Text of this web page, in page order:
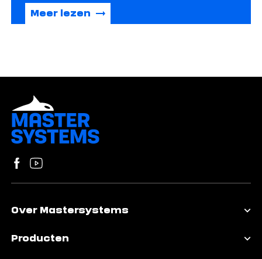
Meer lezen
Volg ons op Facebook
Bezoek ons YouTube-kanaal
Over Mastersystems
Producten